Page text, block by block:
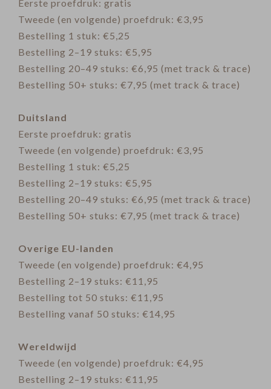
Eerste proefdruk: gratis
Tweede (en volgende) proefdruk: €3,95
Bestelling 1 stuk: €5,25
Bestelling 2–19 stuks: €5,95
Bestelling 20–49 stuks: €6,95 (met track & trace)
Bestelling 50+ stuks: €7,95 (met track & trace)
Duitsland
Eerste proefdruk: gratis
Tweede (en volgende) proefdruk: €3,95
Bestelling 1 stuk: €5,25
Bestelling 2–19 stuks: €5,95
Bestelling 20–49 stuks: €6,95 (met track & trace)
Bestelling 50+ stuks: €7,95 (met track & trace)
Overige EU-landen
Tweede (en volgende) proefdruk: €4,95
Bestelling 2–19 stuks: €11,95
Bestelling tot 50 stuks: €11,95
Bestelling vanaf 50 stuks: €14,95
Wereldwijd
Tweede (en volgende) proefdruk: €4,95
Bestelling 2–19 stuks: €11,95